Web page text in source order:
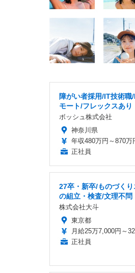
障がい者採用/IT技術職
モート/フレックスあり
ボッシュ株式会社
神奈川県
年収480万円～870万
正社員
27卒・新卒/ものづく
の組立・検査/文理不問
株式会社大斗
東京都
月給25万7,000円～
正社員